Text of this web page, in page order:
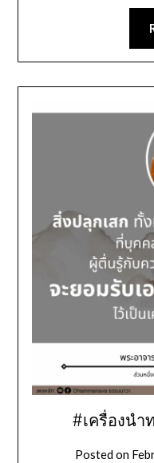
#เครื่องนำ
Posted on